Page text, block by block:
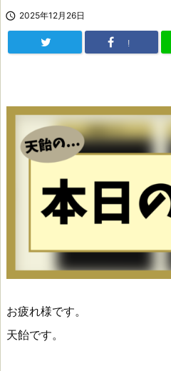
 2025年12月26日
!
お疲れ様です。
天飴です。